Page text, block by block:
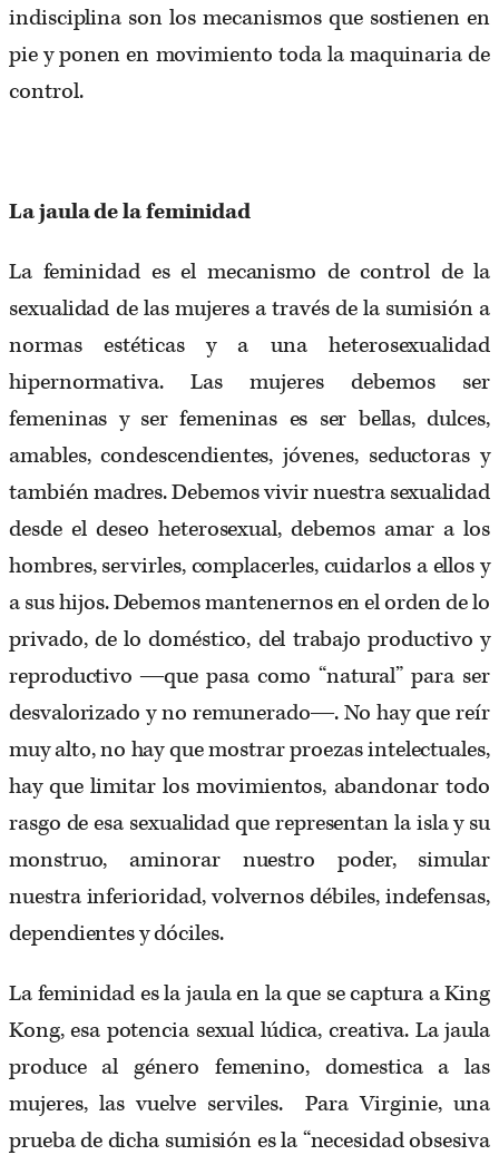
indisciplina son los mecanismos que sostienen en
pie y ponen en movimiento toda la maquinaria de
control.
La jaula de la feminidad
La feminidad es el mecanismo de control de la
sexualidad de las mujeres a través de la sumisión a
normas estéticas y a una heterosexualidad
hipernormativa. Las mujeres debemos ser
femeninas y ser femeninas es ser bellas, dulces,
amables, condescendientes, jóvenes, seductoras y
también madres. Debemos vivir nuestra sexualidad
desde el deseo heterosexual, debemos amar a los
hombres, servirles, complacerles, cuidarlos a ellos y
a sus hijos. Debemos mantenernos en el orden de lo
privado, de lo doméstico, del trabajo productivo y
reproductivo ―que pasa como “natural” para ser
desvalorizado y no remunerado―. No hay que reír
muy alto, no hay que mostrar proezas intelectuales,
hay que limitar los movimientos, abandonar todo
rasgo de esa sexualidad que representan la isla y su
monstruo, aminorar nuestro poder, simular
nuestra inferioridad, volvernos débiles, indefensas,
dependientes y dóciles.
La feminidad es la jaula en la que se captura a King
Kong, esa potencia sexual lúdica, creativa. La jaula
produce al género femenino, domestica a las
mujeres, las vuelve serviles. Para Virginie, una
prueba de dicha sumisión es la “necesidad obsesiva